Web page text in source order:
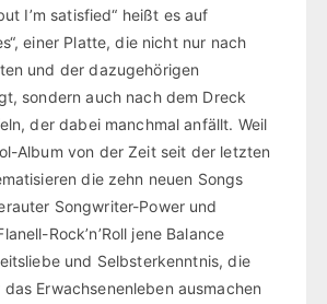
I’m satisfied“ heißt es auf
einer Platte, die nicht nur nach
und der dazugehörigen
sondern auch nach dem Dreck
der dabei manchmal anfällt. Weil
Album von der Zeit seit der letzten
die zehn neuen Songs
Songwriter-Power und
Rock’n’Roll jene Balance
und Selbsterkenntnis, die
Erwachsenenleben ausmachen